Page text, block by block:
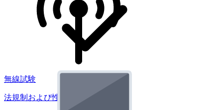
無線試験
法規制および性能試験